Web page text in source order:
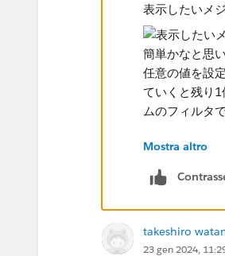
表示したいメ
ラベルを手動
ックすると入
前者の場合は
Mostra altro
takeshiro
23 gen 2024,